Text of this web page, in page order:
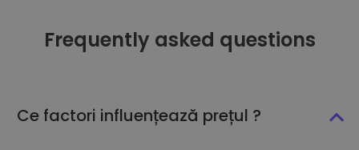
Frequently asked questions
Ce factori influențează prețul ?